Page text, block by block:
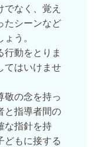
でなく、覚え
たシーンなど
う。
行動をとりま
てはいけませ
敬の念を持っ
と指導者間の
な指針を持
どもに接する